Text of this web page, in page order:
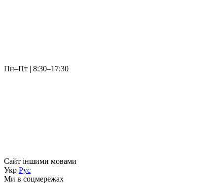
Пн–Пт | 8:30–17:30
Сайт іншими мовами
Укр Рус
Ми в соцмережах